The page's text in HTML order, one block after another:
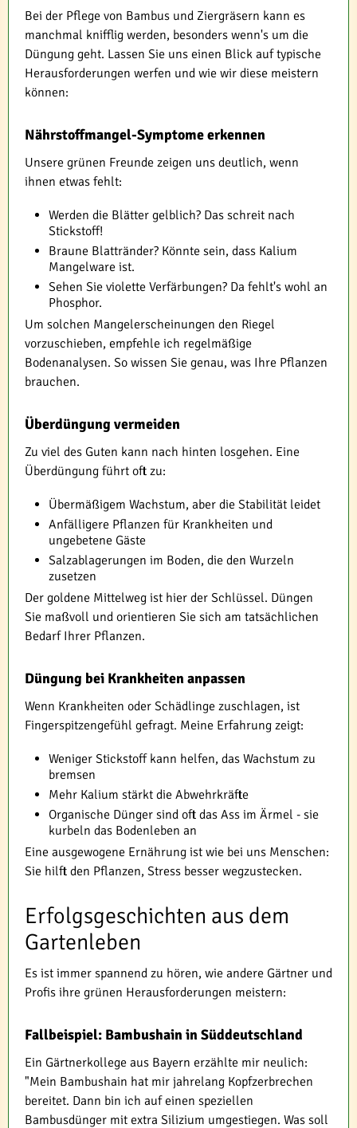
Bei der Pflege von Bambus und Ziergräsern kann es
manchmal knifflig werden, besonders wenn's um die
Düngung geht. Lassen Sie uns einen Blick auf typische
Herausforderungen werfen und wie wir diese meistern
können:
Nährstoffmangel-Symptome erkennen
Unsere grünen Freunde zeigen uns deutlich, wenn
ihnen etwas fehlt:
Werden die Blätter gelblich? Das schreit nach
Stickstoff!
Braune Blattränder? Könnte sein, dass Kalium
Mangelware ist.
Sehen Sie violette Verfärbungen? Da fehlt's wohl an
Phosphor.
Um solchen Mangelerscheinungen den Riegel
vorzuschieben, empfehle ich regelmäßige
Bodenanalysen. So wissen Sie genau, was Ihre Pflanzen
brauchen.
Überdüngung vermeiden
Zu viel des Guten kann nach hinten losgehen. Eine
Überdüngung führt oft zu:
Übermäßigem Wachstum, aber die Stabilität leidet
Anfälligere Pflanzen für Krankheiten und
ungebetene Gäste
Salzablagerungen im Boden, die den Wurzeln
zusetzen
Der goldene Mittelweg ist hier der Schlüssel. Düngen
Sie maßvoll und orientieren Sie sich am tatsächlichen
Bedarf Ihrer Pflanzen.
Düngung bei Krankheiten anpassen
Wenn Krankheiten oder Schädlinge zuschlagen, ist
Fingerspitzengefühl gefragt. Meine Erfahrung zeigt:
Weniger Stickstoff kann helfen, das Wachstum zu
bremsen
Mehr Kalium stärkt die Abwehrkräfte
Organische Dünger sind oft das Ass im Ärmel - sie
kurbeln das Bodenleben an
Eine ausgewogene Ernährung ist wie bei uns Menschen:
Sie hilft den Pflanzen, Stress besser wegzustecken.
Erfolgsgeschichten aus dem
Gartenleben
Es ist immer spannend zu hören, wie andere Gärtner und
Profis ihre grünen Herausforderungen meistern:
Fallbeispiel: Bambushain in Süddeutschland
Ein Gärtnerkollege aus Bayern erzählte mir neulich:
"Mein Bambushain hat mir jahrelang Kopfzerbrechen
bereitet. Dann bin ich auf einen speziellen
Bambusdünger mit extra Silizium umgestiegen. Was soll